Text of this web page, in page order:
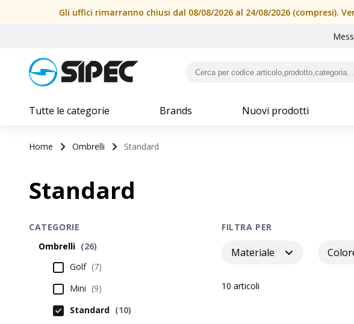
Gli uffici rimarranno chiusi dal 08/08/2026 al 24/08/2026 (compresi).
Tutte le categorie Brands Nuovi prodotti
Home Ombrelli Standard
Standard
CATEGORIE
Ombrelli (26)
Golf (7)
Mini (9)
Standard (10)
FILTRA PER
Materiale
10 articoli